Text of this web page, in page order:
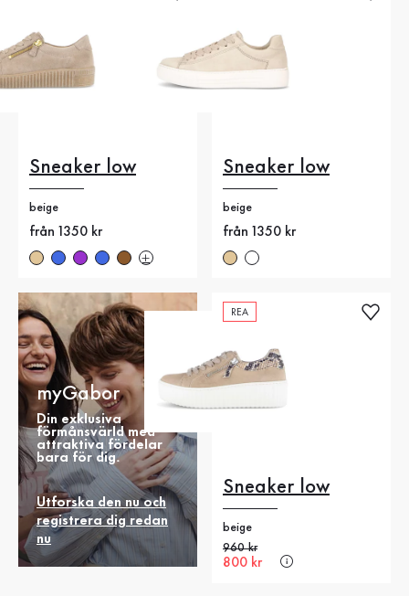
Sneaker low
beige
Nytt pris
från 1350 kr
Sneaker low
beige
Nytt pris
från 1350 kr
myGabor
Din exklusiva
förmånsvärld med
attraktiva fördelar
bara för dig.
Utforska den nu och
registrera dig redan
nu
REA
Sneaker low
beige
Gammalt pris
960 kr
Nytt pris
800 kr